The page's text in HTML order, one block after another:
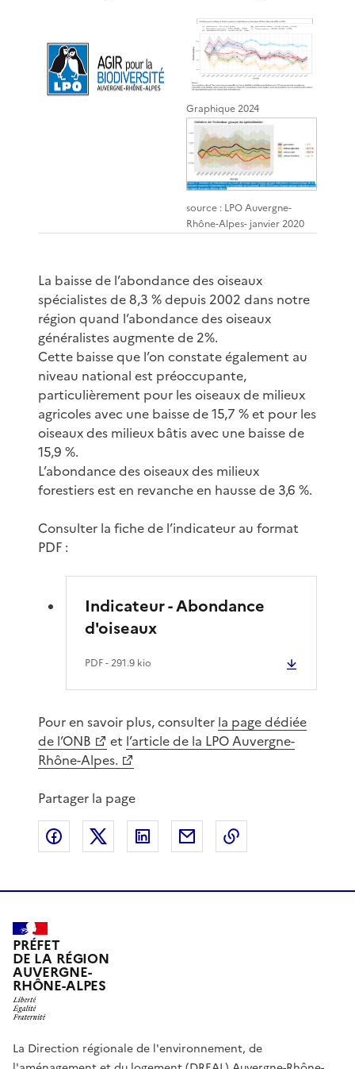
Graphique 2024
source : LPO Auvergne-
Rhône-Alpes- janvier 2020
La baisse de l’abondance des oiseaux
spécialistes de 8,3 % depuis 2002 dans notre
région quand l’abondance des oiseaux
généralistes augmente de 2%.
Cette baisse que l’on constate également au
niveau national est préoccupante,
particulièrement pour les oiseaux de milieux
agricoles avec une baisse de 15,7 % et pour les
oiseaux des milieux bâtis avec une baisse de
15,9 %.
L’abondance des oiseaux des milieux
forestiers est en revanche en hausse de 3,6 %.
Consulter la fiche de l’indicateur au format
PDF :
Indicateur - Abondance
d'oiseaux
PDF- 291.9 kio
Pour en savoir plus, consulter la page dédiée
de l’ONB
et l’article de la LPO Auvergne-
Rhône-Alpes.
Partager la page
Partager sur Facebook
Partager sur XPartager sur LinkedIn
Partager par email
PRÉFET
DE LA RÉGION
AUVERGNE-
RHÔNE-ALPES
La Direction régionale de l'environnement, de